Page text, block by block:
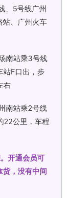
、5号线广州
站、广州火车
南站乘3号线
F口出，步
右
南站乘2号线
22公里，车程
开通会员可
货，没有中间